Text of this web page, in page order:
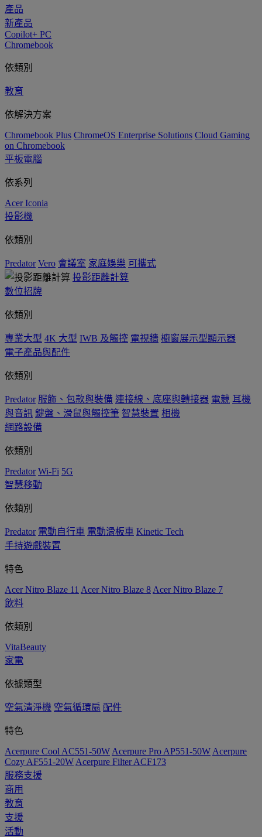
產品
新產品
Copilot+ PC
Chromebook
依類別
教育
依解決方案
Chromebook Plus ChromeOS Enterprise Solutions Cloud Gaming
on Chromebook
平板電腦
依系列
Acer Iconia
投影機
依類別
Predator Vero 會議室 家庭娛樂 可攜式
投影距離計算
數位招牌
依類別
專業大型 4K 大型 IWB 及觸控 電視牆 櫥窗展示型顯示器
電子產品與配件
依類別
Predator 服飾、包款與裝備 連接線、底座與轉接器 電競 耳機
與音訊 鍵盤、滑鼠與觸控筆 智慧裝置 相機
網路設備
依類別
Predator Wi-Fi 5G
智慧移動
依類別
Predator 電動自行車 電動滑板車 Kinetic Tech
手持遊戲裝置
特色
Acer Nitro Blaze 11 Acer Nitro Blaze 8 Acer Nitro Blaze 7
飲料
依類別
VitaBeauty
家電
依據類型
空氣清淨機 空氣循環扇 配件
特色
Acerpure Cool AC551-50W Acerpure Pro AP551-50W Acerpure
Cozy AF551-20W Acerpure Filter ACF173
服務支援
商用
教育
支援
活動